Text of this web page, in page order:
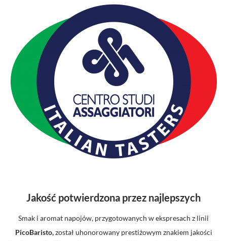
Jakość potwierdzona przez najlepszych
Smak i aromat napojów, przygotowanych w ekspresach z linii
PicoBaristo,został uhonorowany prestiżowym znakiem jakości